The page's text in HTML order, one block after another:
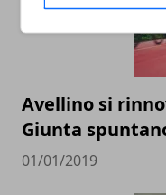
Avellino si
Giunta
01/01/2019